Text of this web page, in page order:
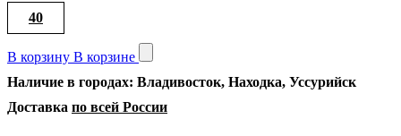
40
В корзину В корзине
Наличие в городах: Владивосток, Находка, Уссурийск
Доставка по всей России